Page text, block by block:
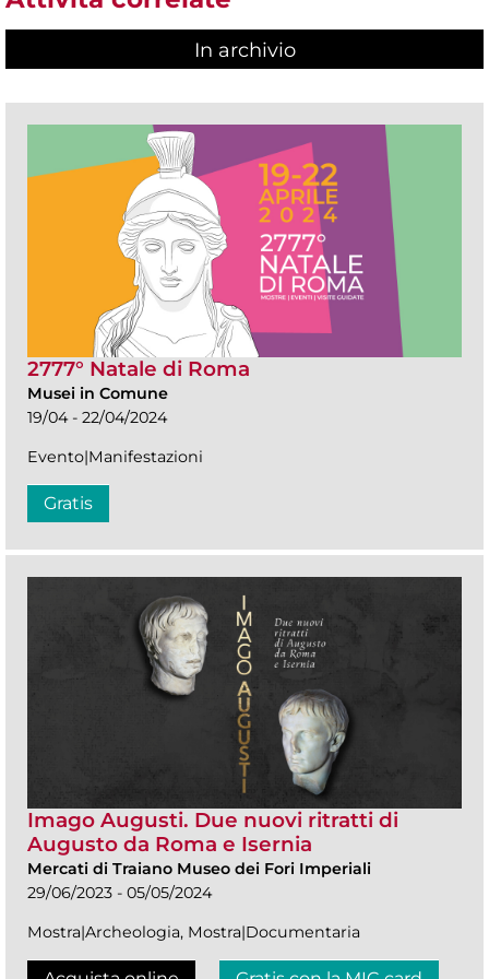
In archivio
2777° Natale di Roma
Musei in Comune
19/04 - 22/04/2024
Evento|Manifestazioni
Gratis
Imago Augusti. Due nuovi ritratti di
Augusto da Roma e Isernia
Mercati di Traiano Museo dei Fori Imperiali
29/06/2023 - 05/05/2024
Mostra|Archeologia, Mostra|Documentaria